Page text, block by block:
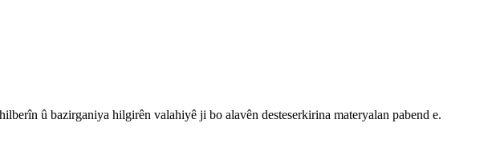
û bazirganiya hilgirên valahiyê ji bo alavên desteserkirina materyalan pabend e.